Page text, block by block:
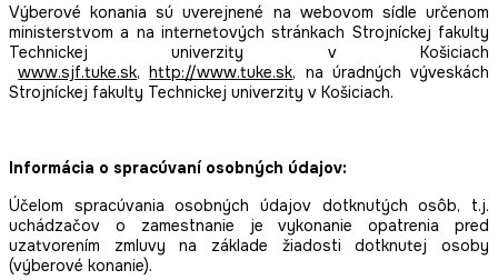
Výberové konania sú uverejnené na webovom sídle určenom
ministerstvom a na internetových stránkach Strojníckej fakulty
Technickej univerzity v Košiciach
www.sjf.tuke.sk,http://www.tuke.sk, na úradných výveskách
Strojníckej fakulty Technickej univerzity v Košiciach.
Informácia o spracúvaní osobných údajov:
Účelom spracúvania osobných údajov dotknutých osôb, t.j.
uchádzačov o zamestnanie je vykonanie opatrenia pred
uzatvorením zmluvy na základe žiadosti dotknutej osoby
(výberové konanie).